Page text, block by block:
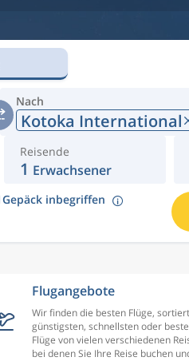
Nach
Kotoka International
Reisende
1 Erwachsener
Gepäck inbegriffen
Flugangebote
Wir finden die besten Flüge,
günstigsten, schnellsten oder
Flüge von vielen verschiedenen
bei denen Sie Ihre Reise buchen